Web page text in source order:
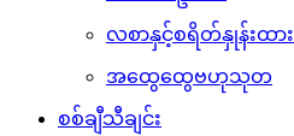
လစာနှင့်စရိတ်နှုန်းထား
အထွေထွေဗဟုသုတ
စစ်ချီသီချင်း